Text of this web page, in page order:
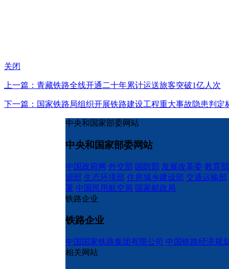
关闭
上一篇：青藏铁路全线开通二十年累计运送旅客突破1亿人次
下一篇：国家铁路局组织开展铁路建设工程重大事故隐患判
中央和国家部委网站
中央和国家部委网站
中国政府网 外交部 国防部 发展改革委 教育部
源部 生态环境部 住房城乡建设部 交通运输部
署 中国民用航空局 国家邮政局
铁路企业
铁路企业
中国国家铁路集团有限公司 中国铁路经济规
相关网站